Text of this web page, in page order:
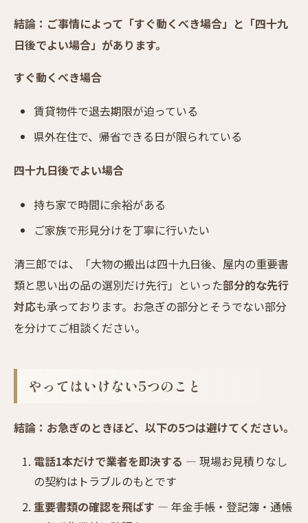
結論：ご事情によって「すぐ動くべき場合」と「四十九
日後でよい場合」があります。
すぐ動くべき場合
賃貸物件で退去期限が迫っている
県外在住で、帰省できる日が限られている
四十九日後でよい場合
持ち家で時間に余裕がある
ご家族で形見分けを丁寧に行いたい
清三郎では、「大物の搬出は四十九日後、屋内の重要書
類と思い出の品の選別だけ先行」といった部分的な先行
対応も承っております。お急ぎの部分とそうでない部分
を分けてご相談ください。
やってはいけない5つのこと
結論：お急ぎのときほど、以下の5つは避けてください。
電話1本だけで業者を即決する — 現場お見積りなし
の契約はトラブルのもとです
重要書類の確認を飛ばす — 年金手帳・登記簿・通帳